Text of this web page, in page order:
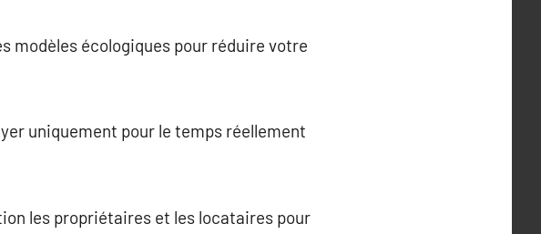
modèles écologiques pour réduire votre
uniquement pour le temps réellement
les propriétaires et les locataires pour